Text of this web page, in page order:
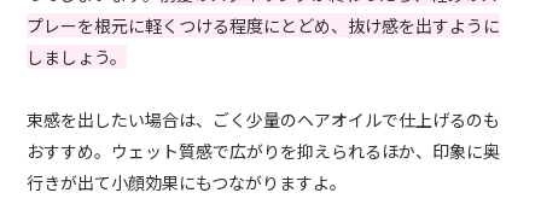
プレーを根元に軽くつける程度にとどめ、抜け感を出すように
しましょう。
束感を出したい場合は、ごく少量のヘアオイルで仕上げるのも
おすすめ。ウェット質感で広がりを抑えられるほか、印象に奥
行きが出て小顔効果にもつながりますよ。